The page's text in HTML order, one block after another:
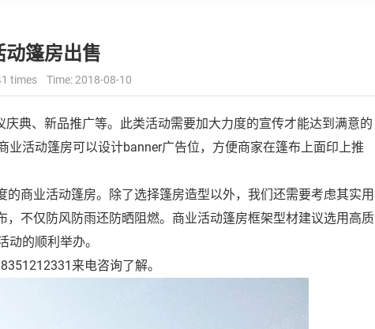
篷房出售
times Time: 2018-08-10
典、新品推广等。此类活动需要加大力度的宣传才能达到满意的
业活动篷房可以设计banner广告位，方便商家在篷布上面印上推
商业活动篷房。除了选择篷房造型以外，我们还需要考虑其实用
不仅防风防雨还防晒阻燃。商业活动篷房框架型材建议选用高质
的顺利举办。
来电咨询了解。